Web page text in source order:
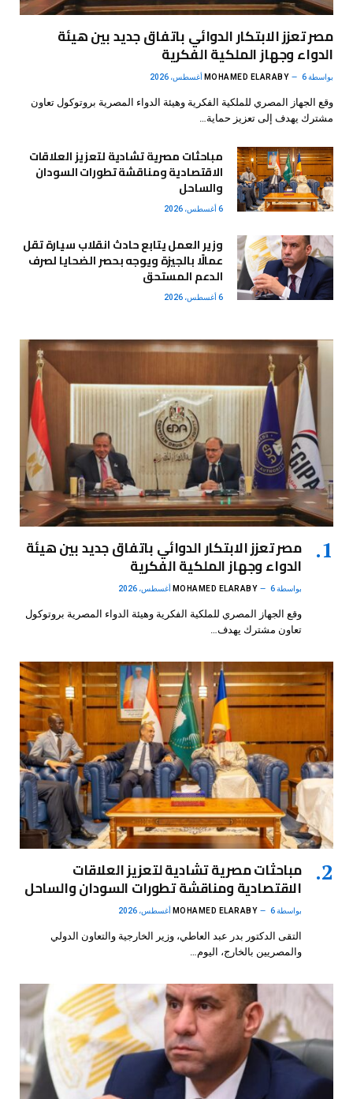
مصر تعزز الابتكار الدوائي باتفاق جديد بين هيئة
الدواء وجهاز الملكية الفكرية
بواسطة MOHAMED ELARABY 6 أغسطس، 2026
وقع الجهاز المصري للملكية الفكرية وهيئة الدواء المصرية بروتوكول تعاون
مشترك يهدف إلى تعزيز حماية…
مباحثات مصرية تشادية لتعزيز العلاقات
الاقتصادية ومناقشة تطورات السودان
والساحل
6 أغسطس، 2026
وزير العمل يتابع حادث انقلاب سيارة تقل
عمالًا بالجيزة ويوجه بحصر الضحايا لصرف
الدعم المستحق
6 أغسطس، 2026
مصر تعزز الابتكار الدوائي باتفاق جديد بين هيئة
الدواء وجهاز الملكية الفكرية
بواسطة MOHAMED ELARABY 6 أغسطس، 2026
وقع الجهاز المصري للملكية الفكرية وهيئة الدواء المصرية بروتوكول
تعاون مشترك يهدف…
مباحثات مصرية تشادية لتعزيز العلاقات
الاقتصادية ومناقشة تطورات السودان والساحل
بواسطة MOHAMED ELARABY 6 أغسطس، 2026
التقى الدكتور بدر عبد العاطي، وزير الخارجية والتعاون الدولي
والمصريين بالخارج، اليوم…